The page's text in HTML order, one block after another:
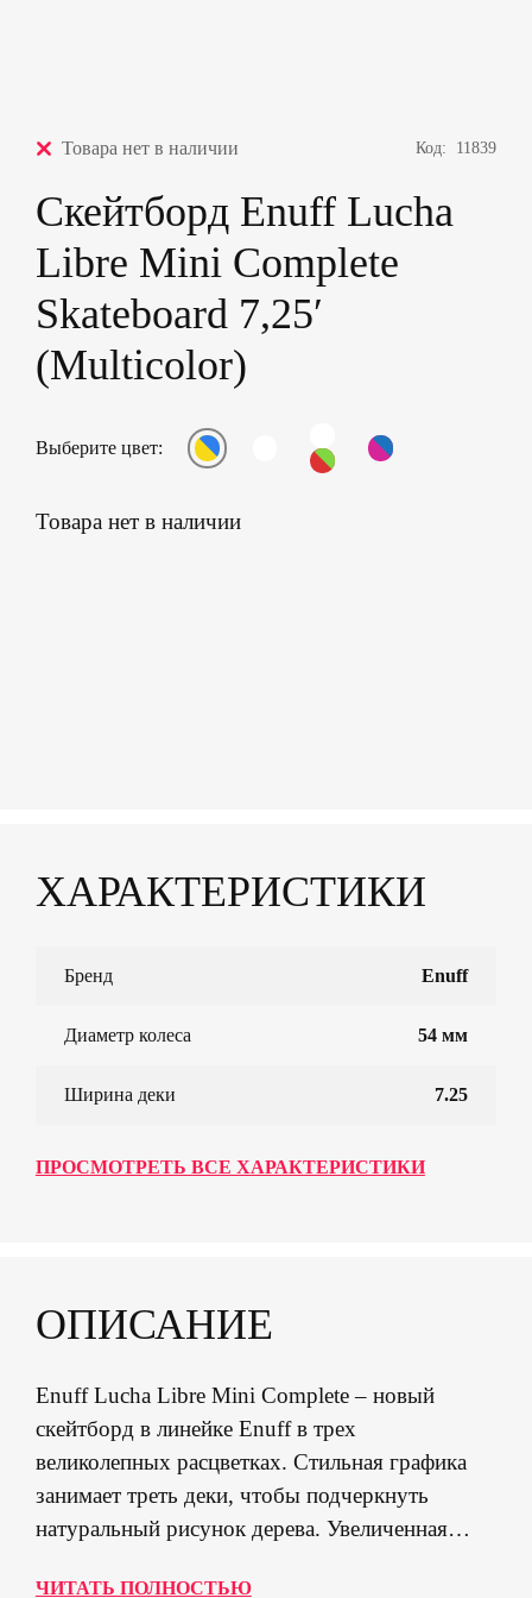
Товара нет в наличии Код: 11839
Скейтборд Enuff Lucha
Libre Mini Complete
Skateboard 7,25′
(Multicolor)
Выберите цвет:
Товара нет в наличии
ХАРАКТЕРИСТИКИ
Бренд Enuff
Диаметр колеса 54 мм
Ширина деки 7.25
ПРОСМОТРЕТЬ ВСЕ ХАРАКТЕРИСТИКИ
ОПИСАНИЕ
Enuff Lucha Libre Mini Complete – новый
скейтборд в линейке Enuff в трех
великолепных расцветках. Стильная графика
занимает треть деки, чтобы подчеркнуть
натуральный рисунок дерева. Увеличенная
ЧИТАТЬ ПОЛНОСТЬЮ